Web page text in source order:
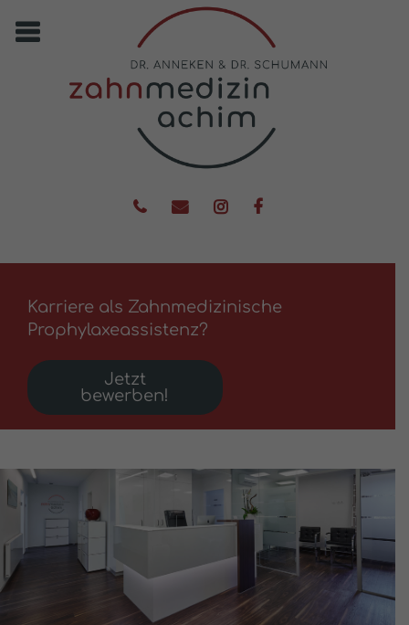
Karriere als Zahnmedizinische
Prophylaxeassistenz?
Jetzt
bewerben!